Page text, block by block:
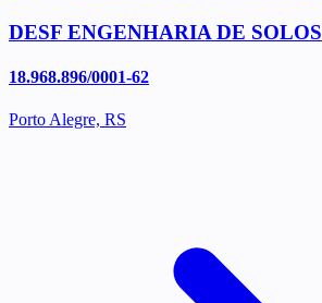
DESF ENGENHARIA DE SOLOS
18.968.896/0001-62
Porto Alegre, RS